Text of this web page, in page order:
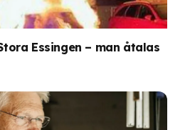
Essingen – man åtalas